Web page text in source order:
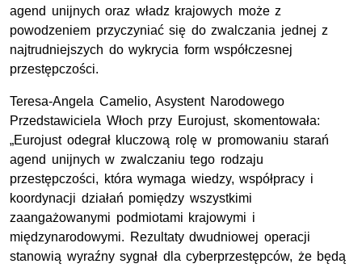
agend unijnych oraz władz krajowych może z
powodzeniem przyczyniać się do zwalczania jednej z
najtrudniejszych do wykrycia form współczesnej
przestępczości.
Teresa-Angela Camelio, Asystent Narodowego
Przedstawiciela Włoch przy Eurojust, skomentowała:
„Eurojust odegrał kluczową rolę w promowaniu starań
agend unijnych w zwalczaniu tego rodzaju
przestępczości, która wymaga wiedzy, współpracy i
koordynacji działań pomiędzy wszystkimi
zaangażowanymi podmiotami krajowymi i
międzynarodowymi. Rezultaty dwudniowej operacji
stanowią wyraźny sygnał dla cyberprzestępców, że będą